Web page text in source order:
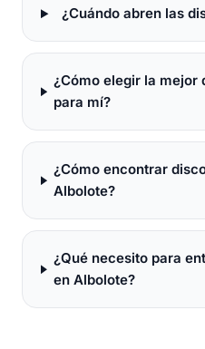
¿Cuándo abren las
¿Cómo elegir la mejor
para mí?
¿Cómo encontrar
Albolote?
¿Qué necesito para
en Albolote?